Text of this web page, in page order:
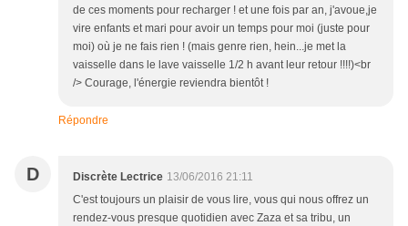
de ces moments pour recharger ! et une fois par an, j'avoue,je
vire enfants et mari pour avoir un temps pour moi (juste pour
moi) où je ne fais rien ! (mais genre rien, hein...je met la
vaisselle dans le lave vaisselle 1/2 h avant leur retour !!!!)<br
/> Courage, l'énergie reviendra bientôt !
Répondre
D Discrète Lectrice 13/06/2016 21:11
C'est toujours un plaisir de vous lire, vous qui nous offrez un
rendez-vous presque quotidien avec Zaza et sa tribu, un